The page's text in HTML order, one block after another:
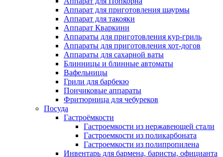
Аппарат для приготовления шаурмы
Аппарат для такояки
Аппарат Кваркини
Аппараты для приготовления кур-гриль
Аппараты для приготовления хот-догов
Аппараты для сахарной ваты
Блинницы и блинные автоматы
Вафельницы
Грили для барбекю
Пончиковые аппараты
Фритюрница для чебуреков
Посуда
Гастроёмкости
Гастроемкости из нержавеющей стали
Гастроемкости из поликарбоната
Гастроемкости из полипропилена
Инвентарь для бармена, баристы, официанта